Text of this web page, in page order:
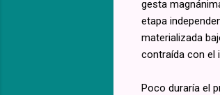
gesta
etapa
materializada
contraída con el
Poco duraría el